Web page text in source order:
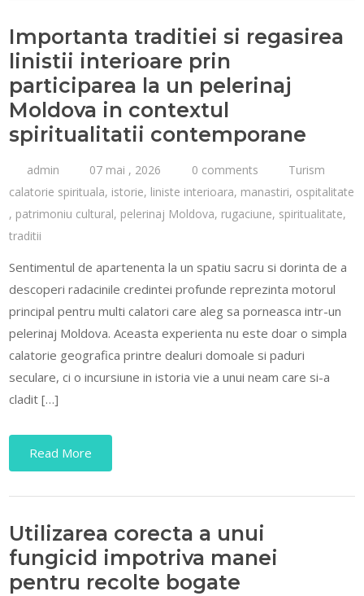
Importanta traditiei si regasirea
linistii interioare prin
participarea la un pelerinaj
Moldova in contextul
spiritualitatii contemporane
admin 07 mai , 2026 0 comments
Turism
calatorie spirituala, istorie, liniste interioara, manastiri, ospitalitate
, patrimoniu cultural, pelerinaj Moldova, rugaciune, spiritualitate,
traditii
Sentimentul de apartenenta la un spatiu sacru si dorinta de a
descoperi radacinile credintei profunde reprezinta motorul
principal pentru multi calatori care aleg sa porneasca intr-un
pelerinaj Moldova. Aceasta experienta nu este doar o simpla
calatorie geografica printre dealuri domoale si paduri
seculare, ci o incursiune in istoria vie a unui neam care si-a
cladit […]
Read More
Utilizarea corecta a unui
fungicid impotriva manei
pentru recolte bogate